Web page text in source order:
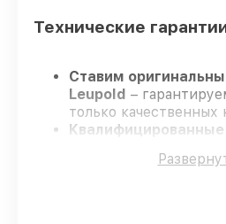
Технические
Ставим
Leupold –
только
подтверждает